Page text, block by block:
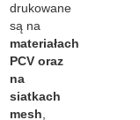
drukowane
są na
materiałach
PCV oraz
na
siatkach
mesh